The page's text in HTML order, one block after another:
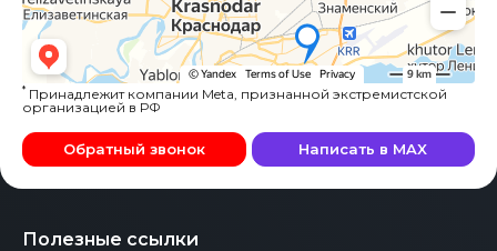
Полезные ссылки
* Принадлежит компании Meta, признанной экстремистской
организацией в РФ
Обратный звонок Написать в MAX